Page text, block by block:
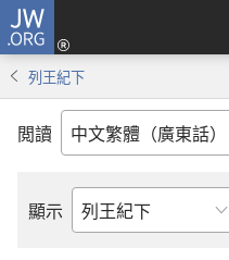
JW.ORG
列王紀下
閲讀
顯示
聖